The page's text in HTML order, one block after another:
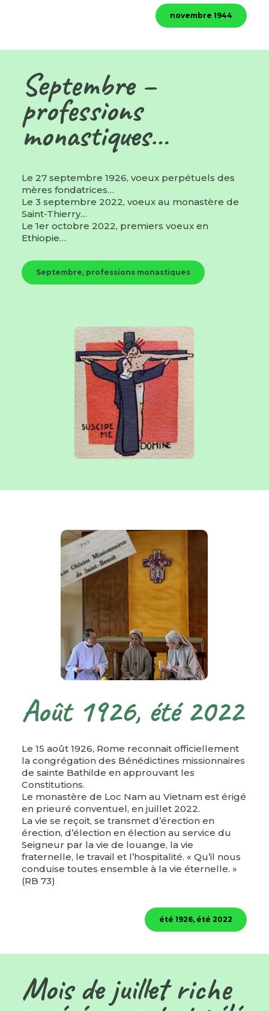
novembre 1944
Septembre –
professions
monastiques…
Le 27 septembre 1926, voeux perpétuels des
mères fondatrices…
Le 3 septembre 2022, voeux au monastère de
Saint-Thierry…
Le 1er octobre 2022, premiers voeux en
Ethiopie…
Septembre, professions monastiques
Août 1926, été 2022
Le 15 août 1926, Rome reconnait officiellement
la congrégation des Bénédictines missionnaires
de sainte Bathilde en approuvant les
Constitutions.
Le monastère de Loc Nam au Vietnam est érigé
en prieuré conventuel, en juillet 2022.
La vie se reçoit, se transmet d’érection en
érection, d’élection en élection au service du
Seigneur par la vie de louange, la vie
fraternelle, le travail et l’hospitalité. « Qu’il nous
conduise toutes ensemble à la vie éternelle. »
(RB 73)
été 1926, été 2022
Mois de juillet riche